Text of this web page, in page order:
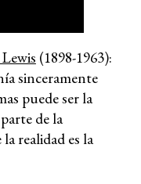
(1898-1963):
sinceramente
puede ser la
de la
realidad es la